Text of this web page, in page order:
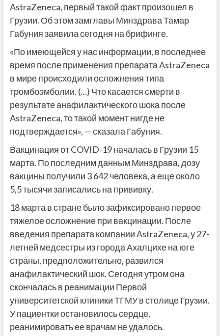
AstraZeneca, первый такой факт произошел в
Грузии. Об этом замглавы Минздрава Тамар
Габуния заявила сегодня на брифинге.
«По имеющейся у нас информации, в последнее
время после применения препарата AstraZeneca
в мире происходили осложнения типа
тромбоэмболии. (…) Что касается смерти в
результате анафилактического шока после
AstraZeneca, то такой момент нигде не
подтверждается», — сказала Габуния.
Вакцинация от COVID-19 началась в Грузии 15
марта. По последним данным Минздрава, дозу
вакцины получили 3 642 человека, а еще около
5,5 тысячи записались на прививку.
18 марта в стране было зафиксировано первое
тяжелое осложнение при вакцинации. После
введения препарата компании AstraZeneca, у 27-
летней медсестры из города Ахалцихе на юге
страны, предположительно, развился
анафилактический шок. Сегодня утром она
скончалась в реанимации Первой
университетской клиники ТГМУ в столице Грузии.
У пациентки остановилось сердце,
реанимировать ее врачам не удалось.